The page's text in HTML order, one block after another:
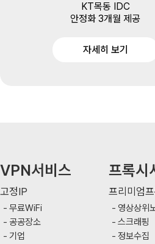
KT목동 IDC
안정화 3개월 제공
자세히 보기
VPN서비스
고정IP
무료WiFi
공공장소
기업
프록시
프리미엄
영상상위
스크래핑
정보수집